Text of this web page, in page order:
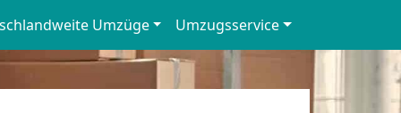
Umzüge Umzugsservice